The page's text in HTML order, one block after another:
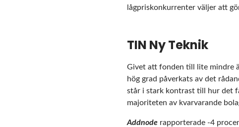
lågpriskonkurrenter väljer att
TIN Ny Teknik
Givet att fonden till lite mindre
hög grad påverkats av det
står i stark kontrast till hur det
majoriteten av kvarvarande
Addnode rapporterade -4